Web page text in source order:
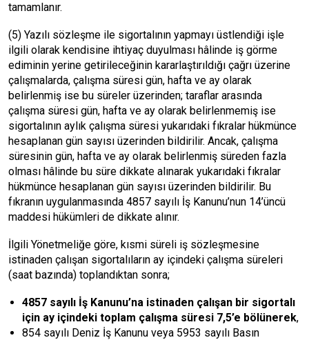
tamamlanır.
(5) Yazılı sözleşme ile sigortalının yapmayı üstlendiği işle
ilgili olarak kendisine ihtiyaç duyulması hâlinde iş görme
ediminin yerine getirileceğinin kararlaştırıldığı çağrı üzerine
çalışmalarda, çalışma süresi gün, hafta ve ay olarak
belirlenmiş ise bu süreler üzerinden; taraflar arasında
çalışma süresi gün, hafta ve ay olarak belirlenmemiş ise
sigortalının aylık çalışma süresi yukarıdaki fıkralar hükmünce
hesaplanan gün sayısı üzerinden bildirilir. Ancak, çalışma
süresinin gün, hafta ve ay olarak belirlenmiş süreden fazla
olması hâlinde bu süre dikkate alınarak yukarıdaki fıkralar
hükmünce hesaplanan gün sayısı üzerinden bildirilir. Bu
fıkranın uygulanmasında 4857 sayılı İş Kanunu’nun 14’üncü
maddesi hükümleri de dikkate alınır.
İlgili Yönetmeliğe göre, kısmi süreli iş sözleşmesine
istinaden çalışan sigortalıların ay içindeki çalışma süreleri
(saat bazında) toplandıktan sonra;
4857 sayılı İş Kanunu’na istinaden çalışan bir sigortalı
için ay içindeki toplam çalışma süresi 7,5’e bölünerek,
854 sayılı Deniz İş Kanunu veya 5953 sayılı Basın